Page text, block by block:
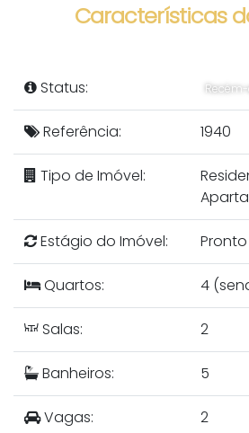
Características
Status:
Referência: 1940
Tipo de Imóvel:
Estágio do Imóvel: Pronto
Quartos: 4
Salas: 2
Banheiros: 5
Vagas: 2